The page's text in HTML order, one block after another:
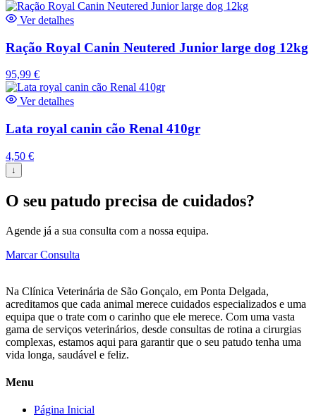
Ver detalhes
Ração Royal Canin Neutered Junior large dog 12kg
95,99 €
Ver detalhes
Lata royal canin cão Renal 410gr
4,50 €
↓
O seu patudo precisa de cuidados?
Agende já a sua consulta com a nossa equipa.
Marcar Consulta
Na Clínica Veterinária de São Gonçalo, em Ponta Delgada,
acreditamos que cada animal merece cuidados especializados e uma
equipa que o trate com o carinho que ele merece. Com uma vasta
gama de serviços veterinários, desde consultas de rotina a cirurgias
complexas, estamos aqui para garantir que o seu patudo tenha uma
vida longa, saudável e feliz.
Menu
Página Inicial